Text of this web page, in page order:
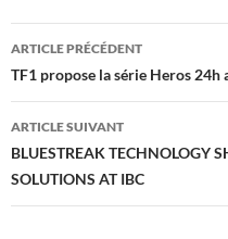
Navigation
des
articles
ARTICLE PRÉCÉDENT
TF1 propose la série Heros 24h
ARTICLE SUIVANT
BLUESTREAK TECHNOLOGY
SOLUTIONS AT IBC